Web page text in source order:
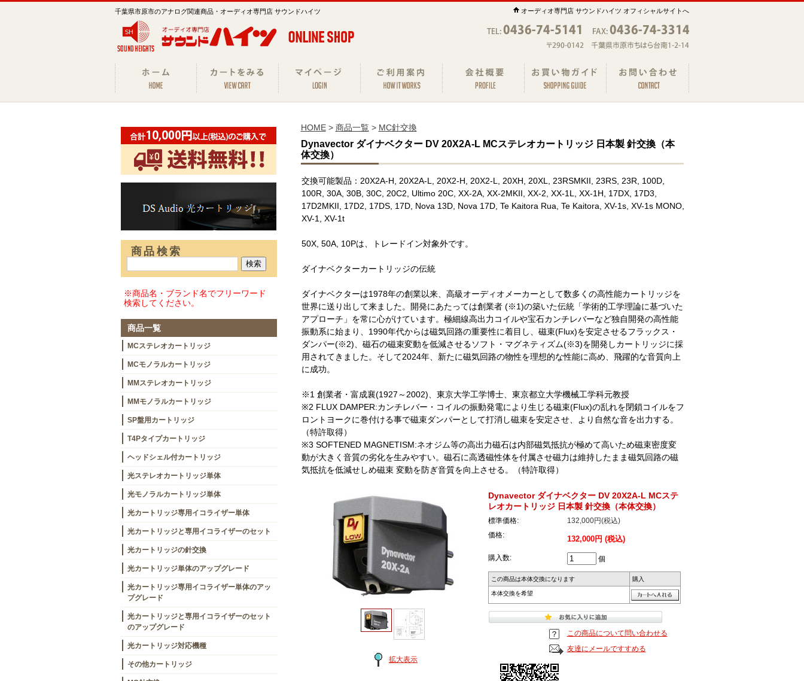
千葉県市原市のアナログ関連商品・オーディオ専門店 サウンドハイツ オーディオ専門店 サウンドハイツ オフィシャルサイトへ
商品検索
※商品名・ブランド名でフリーワード
検索してください。
商品一覧
MCステレオカートリッジ
MCモノラルカートリッジ
MMステレオカートリッジ
MMモノラルカートリッジ
SP盤用カートリッジ
T4Pタイプカートリッジ
ヘッドシェル付カートリッジ
光ステレオカートリッジ単体
光モノラルカートリッジ単体
光カートリッジ専用イコライザー単体
光カートリッジと専用イコライザーのセット
光カートリッジの針交換
光カートリッジ単体のアップグレード
光カートリッジ専用イコライザー単体のアッ
プグレード
光カートリッジと専用イコライザーのセット
のアップグレード
光カートリッジ対応機種
その他カートリッジ
HOME> 商品一覧> MC針交換
Dynavector ダイナベクター DV 20X2A-L MCステレオカートリッジ 日本製 針交換（本
体交換）
交換可能製品：20X2A-H, 20X2A-L, 20X2-H, 20X2-L, 20XH, 20XL, 23RSMKII, 23RS, 23R, 100D,
100R, 30A, 30B, 30C, 20C2, Ultimo 20C, XX-2A, XX-2MKII, XX-2, XX-1L, XX-1H, 17DX, 17D3,
17D2MKII, 17D2, 17DS, 17D, Nova 13D, Nova 17D, Te Kaitora Rua, Te Kaitora, XV-1s, XV-1s MONO,
XV-1, XV-1t
50X, 50A, 10Pは、トレードイン対象外です。
ダイナベクターカートリッジの伝統
ダイナベクターは1978年の創業以来、高級オーディオメーカーとして数多くの高性能カートリッジを
世界に送り出して来ました。開発にあたっては創業者 (※1)の築いた伝統「学術的工学理論に基づいた
アプローチ」を常に心がけています。極細線高出力コイルや宝石カンチレバーなど独自開発の高性能
振動系に始まり、1990年代からは磁気回路の重要性に着目し、磁束(Flux)を安定させるフラックス・
ダンパー(※2)、磁石の磁束変動を低減させるソフト・マグネティズム(※3)を開発しカートリッジに採
用されてきました。そして2024年、新たに磁気回路の物性を理想的な性能に高め、飛躍的な音質向上
に成功。
※1 創業者・富成襄(1927～2002)、東京大学工学博士、東京都立大学機械工学科元教授
※2 FLUX DAMPER:カンチレバー・コイルの振動発電により生じる磁束(Flux)の乱れを閉鎖コイルをフ
ロントヨークに巻付ける事で磁束ダンパーとして打消し磁束を安定させ、より自然な音を出力する。
（特許取得）
※3 SOFTENED MAGNETISM:ネオジム等の高出力磁石は内部磁気抵抗が極めて高いため磁束密度変
動が大きく音質の劣化を生みやすい。磁石に高透磁性体を付属させ磁力は維持したまま磁気回路の磁
気抵抗を低減せしめ磁束 変動を防ぎ音質を向上させる。（特許取得）
拡大表示
Dynavector ダイナベクター DV 20X2A-L MCステ
レオカートリッジ 日本製 針交換（本体交換）
標準価格:
132,000円(税込)
価格:
132,000円 (税込)
購入数: 個
この商品は本体交換になります 購入
本体交換を希望
この商品について問い合わせる
友達にメールですすめる